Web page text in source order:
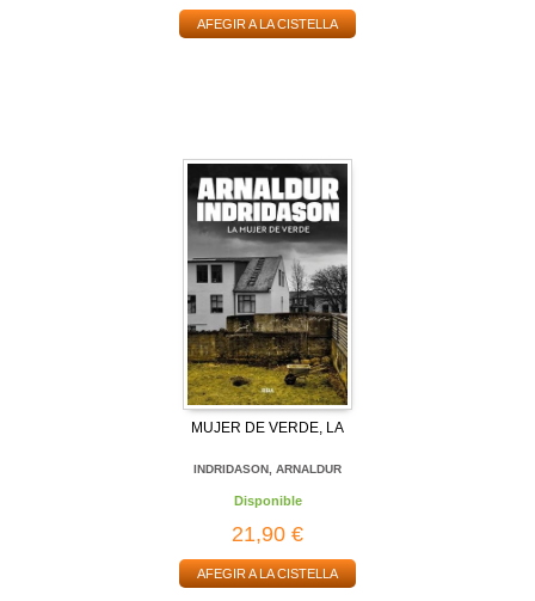
AFEGIR A LA CISTELLA
MUJER DE VERDE, LA
INDRIDASON, ARNALDUR
Disponible
21,90 €
AFEGIR A LA CISTELLA